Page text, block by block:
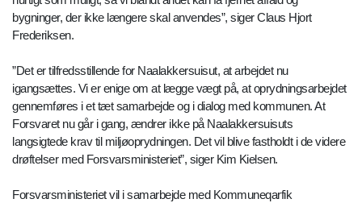
bygninger, der ikke længere skal anvendes”, siger Claus Hjort
Frederiksen.
”Det er tilfredsstillende for Naalakkersuisut, at arbejdet nu
igangsættes. Vi er enige om at lægge vægt på, at oprydningsarbejdet
gennemføres i et tæt samarbejde og i dialog med kommunen. At
Forsvaret nu går i gang, ændrer ikke på Naalakkersuisuts
langsigtede krav til miljøoprydningen. Det vil blive fastholdt i de videre
drøftelser med Forsvarsministeriet”, siger Kim Kielsen.
Forsvarsministeriet vil i samarbejde med Kommuneqarfik